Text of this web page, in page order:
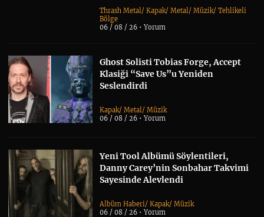
Thrash Metal /Kapak/Metal /Müzik/Tehlikeli
Bölge
06 / 08 / 26 •Yorum
Ghost Solisti Tobias Forge, Accept
Klasiği “Save Us”u Yeniden
Seslendirdi
Kapak/Metal /Müzik
06 / 08 / 26 •Yorum
Yeni Tool Albümü Söylentileri,
Danny Carey’nin Sonbahar Takvimi
Sayesinde Alevlendi
Albüm Haberi/Kapak/Müzik
06 / 08 / 26 •Yorum